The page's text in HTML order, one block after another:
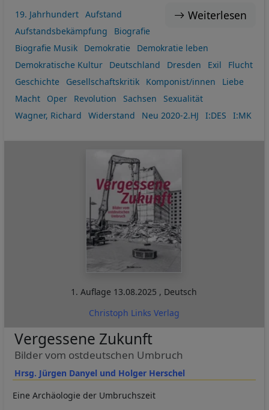
Weiterlesen
19. Jahrhundert
Aufstand
Aufstandsbekämpfung
Biografie
Biografie Musik
Demokratie
Demokratie leben
Demokratische Kultur
Deutschland Dresden Exil
Flucht
Geschichte
Gesellschaftskritik Komponist/innen
Liebe
Macht
Oper Revolution Sachsen
Sexualität
Wagner, Richard
Widerstand Neu 2020-2.HJ I:DES I:MK
1. Auflage 13.08.2025 , Deutsch
Christoph Links Verlag
Hrsg. Jürgen Danyel und Holger Herschel
Vergessene Zukunft
Bilder vom ostdeutschen Umbruch
Eine Archäologie der Umbruchszeit